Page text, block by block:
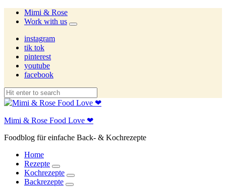
Mimi & Rose
Work with us
expand
instagram
tik tok
pinterest
youtube
facebook
Mimi & Rose Food Love ❤
Foodblog für einfache Back- & Kochrezepte
Home
Rezepte
expand
child
menu
Kochrezepte
expand
child
Backrezepte
expand